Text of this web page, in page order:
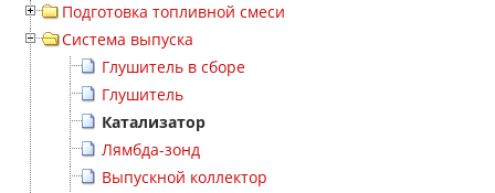
Подготовка топливной смеси
Система выпуска
Глушитель в сборе
Глушитель
Катализатор
Лямбда-зонд
Выпускной коллектор